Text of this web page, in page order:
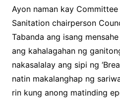
Ayon naman kay
Sanitation chairperson
Tabanda ang isang
ang kahalagahan ng
nakasalalay ang sipi ng
natin makalanghap ng
rin kung anong matinding